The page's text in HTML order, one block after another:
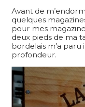
Avant de
quelques
pour mes
deux pieds de ma
bordelais m’a paru
profondeur.